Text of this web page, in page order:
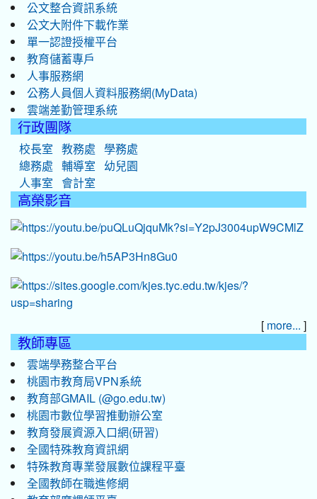
公文整合資訊系統
公文大附件下載作業
單一認證授權平台
教育儲蓄專戶
人事服務網
公務人員個人資料服務網(MyData)
雲端差勤管理系統
行政團隊
校長室 教務處
學務處
總務處
輔導室
幼兒園
人事室
會計室
高榮影音
[ more... ]
教師專區
雲端學務整合平台
桃園市教育局VPN系統
教育部GMAIL (@go.edu.tw)
桃園市數位學習推動辦公室
教育發展資源入口網(研習)
全國特殊教育資訊網
特殊教育專業發展數位課程平臺
全國教師在職進修網